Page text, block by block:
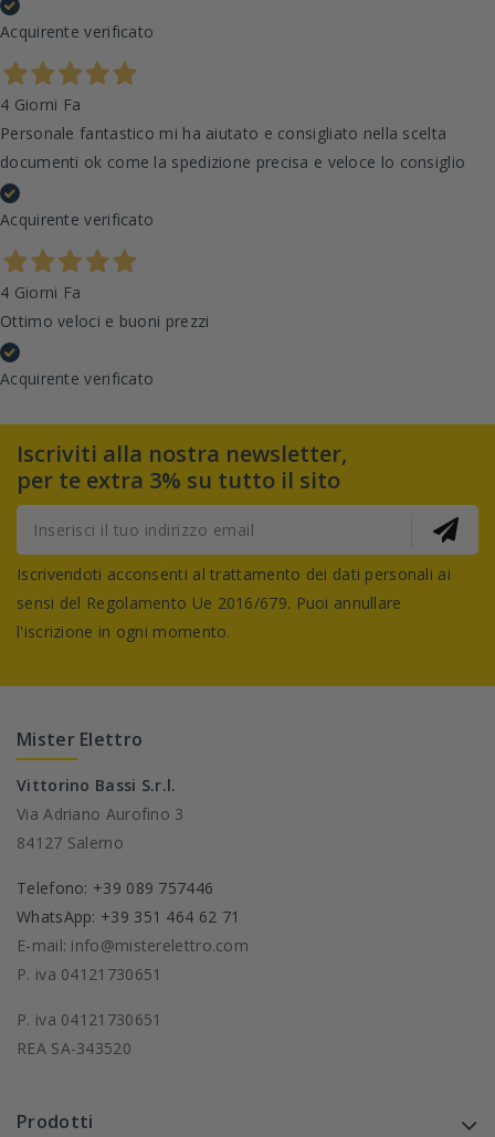
Acquirente verificato
4 Giorni Fa
Personale fantastico mi ha aiutato e consigliato nella scelta
documenti ok come la spedizione precisa e veloce lo consiglio
Acquirente verificato
4 Giorni Fa
Ottimo veloci e buoni prezzi
Acquirente verificato
Iscriviti alla nostra newsletter,
per te extra 3% su tutto il sito
Iscrivendoti acconsenti al trattamento dei dati personali ai
sensi del Regolamento Ue 2016/679. Puoi annullare
l'iscrizione in ogni momento.
Mister Elettro
Vittorino Bassi S.r.l.
Via Adriano Aurofino 3
84127 Salerno
Telefono: +39 089 757446
WhatsApp: +39 351 464 62 71
E-mail: info@misterelettro.com
P. iva 04121730651
P. iva 04121730651
REA SA-343520
Prodotti